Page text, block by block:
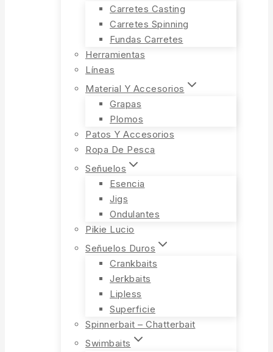
Carretes Casting
Carretes Spinning
Fundas Carretes
Herramientas
Líneas
Material Y Accesorios
Grapas
Plomos
Patos Y Accesorios
Ropa De Pesca
Señuelos
Esencia
Jigs
Ondulantes
Pikie Lucio
Señuelos Duros
Crankbaits
Jerkbaits
Lipless
Superficie
Spinnerbait – Chatterbait
Swimbaits